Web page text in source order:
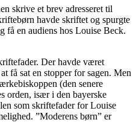
skrive et brev adresseret til
havde skriftet og spurgte
få en audiens hos Louise Beck.
Der havde været
få sat en stopper for sagen. Men
(den senere
orden, især i den bayerske
som skriftefader for Louise
”Moderens børn” er